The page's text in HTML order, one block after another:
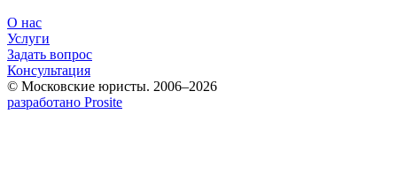
О нас
Услуги
Задать вопрос
Консультация
© Московские юристы. 2006–2026
разработано Prosite